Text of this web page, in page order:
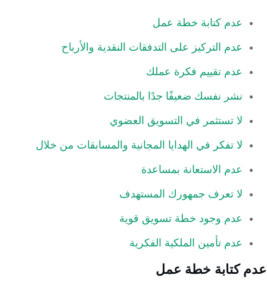
عدم كتابة خطة عمل
عدم التركيز على التدفقات النقدية والأرباح
عدم تقييم فكرة عملك
نشر نفسك ضعيفًا جدًا بالمنتجات
لا تستثمر في التسويق العضوي
لا تفكر في الهدايا المجانية والمسابقات من خلال
عدم الاستعانة بمساعدة
لا تعرف جمهورك المستهدف
عدم وجود خطة تسويق قوية
عدم تأمين الملكية الفكرية
كتابة خطة عمل